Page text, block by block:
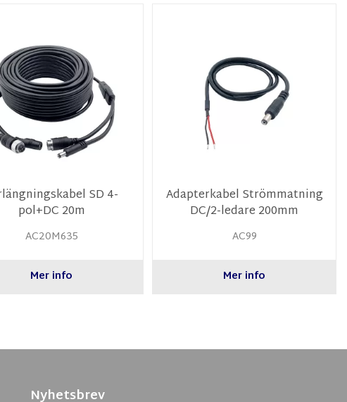
SD 4-
pol+DC 20m
AC20M635
Mer info
Adapterkabel Strömmatning
DC/2-ledare 200mm
AC99
Mer info
Nyhetsbrev